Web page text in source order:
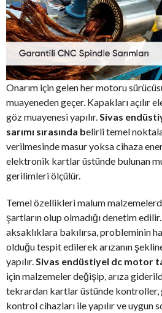
Onarım için gelen her motoru
muayeneden geçer. Kapakları açılır
göz muayenesi yapılır. Sivas
sarımı sırasında belirli temel
verilmesinde masur yoksa cihaza
elektronik kartlar üstünde bulunan
gerilimleri ölçülür.
Temel özellikleri malum
şartların olup olmadığı denetim
aksaklıklara bakılırsa, probleminin
olduğu tespit edilerek arızanın
yapılır. Sivas endüstiyel dc motor
için malzemeler değişip, arıza
tekrardan kartlar üstünde
kontrol cihazları ile yapılır ve uygun